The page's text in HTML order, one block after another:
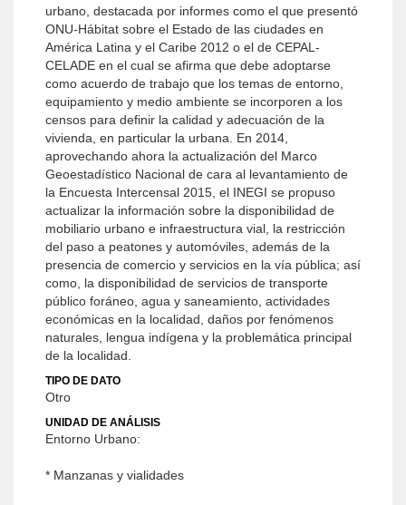
urbano, destacada por informes como el que presentó
ONU-Hábitat sobre el Estado de las ciudades en
América Latina y el Caribe 2012 o el de CEPAL-
CELADE en el cual se afirma que debe adoptarse
como acuerdo de trabajo que los temas de entorno,
equipamiento y medio ambiente se incorporen a los
censos para definir la calidad y adecuación de la
vivienda, en particular la urbana. En 2014,
aprovechando ahora la actualización del Marco
Geoestadístico Nacional de cara al levantamiento de
la Encuesta Intercensal 2015, el INEGI se propuso
actualizar la información sobre la disponibilidad de
mobiliario urbano e infraestructura vial, la restricción
del paso a peatones y automóviles, además de la
presencia de comercio y servicios en la vía pública; así
como, la disponibilidad de servicios de transporte
público foráneo, agua y saneamiento, actividades
económicas en la localidad, daños por fenómenos
naturales, lengua indígena y la problemática principal
de la localidad.
TIPO DE DATO
Otro
UNIDAD DE ANÁLISIS
Entorno Urbano:
* Manzanas y vialidades